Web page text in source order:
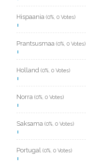
Hispaania (0%, 0 Votes)
Prantsusmaa (0%, 0 Votes)
Holland (0%, 0 Votes)
Norra (0%, 0 Votes)
Saksama (0%, 0 Votes)
Portugal (0%, 0 Votes)